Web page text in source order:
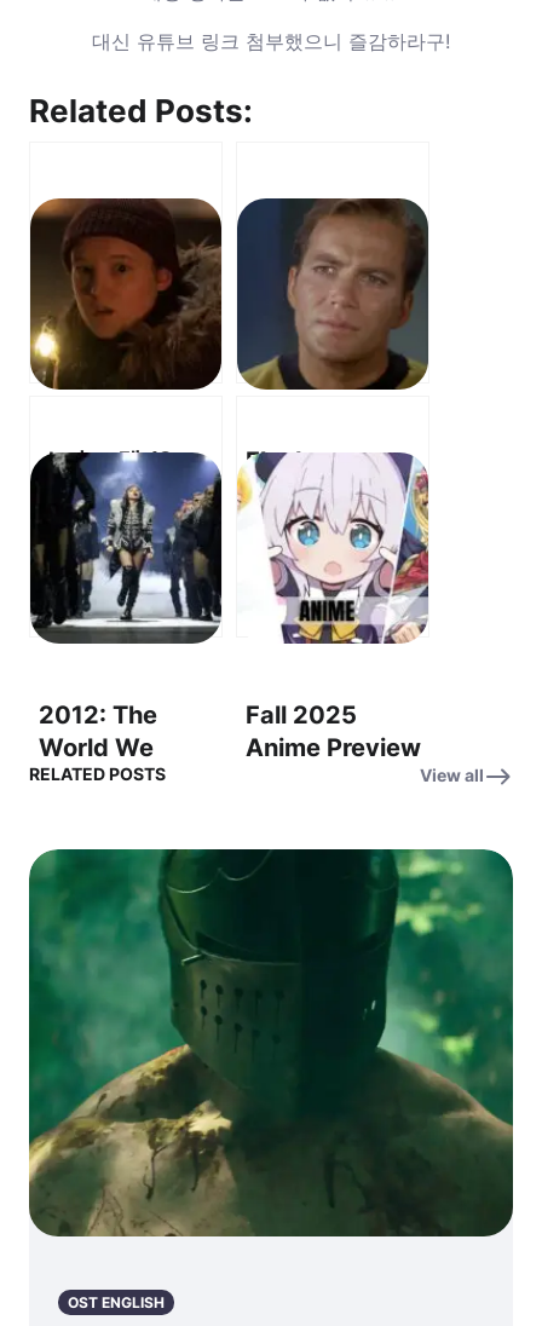
대신 유튜브 링크 첨부했으니 즐감하라구!
Related Posts:
스타 트렉 (Star
Trek) –
Assignment:
Earth OST – 지
구 배정
(Assignment:
Fleabag –
Godmother
(OST) – 플리백
– 대모
2012: The
World We
Knew – OST:
Goodbye (Con
te partirò) – 굿
Fall 2025
Anime Preview
OST – “Into the
지의 세계로)
RELATED POSTS View all
OST ENGLISH